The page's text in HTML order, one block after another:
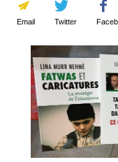
Email Twitter